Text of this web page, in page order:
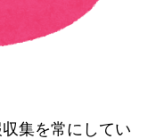
集を常にしてい